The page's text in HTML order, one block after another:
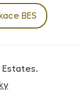
BES
Estates.